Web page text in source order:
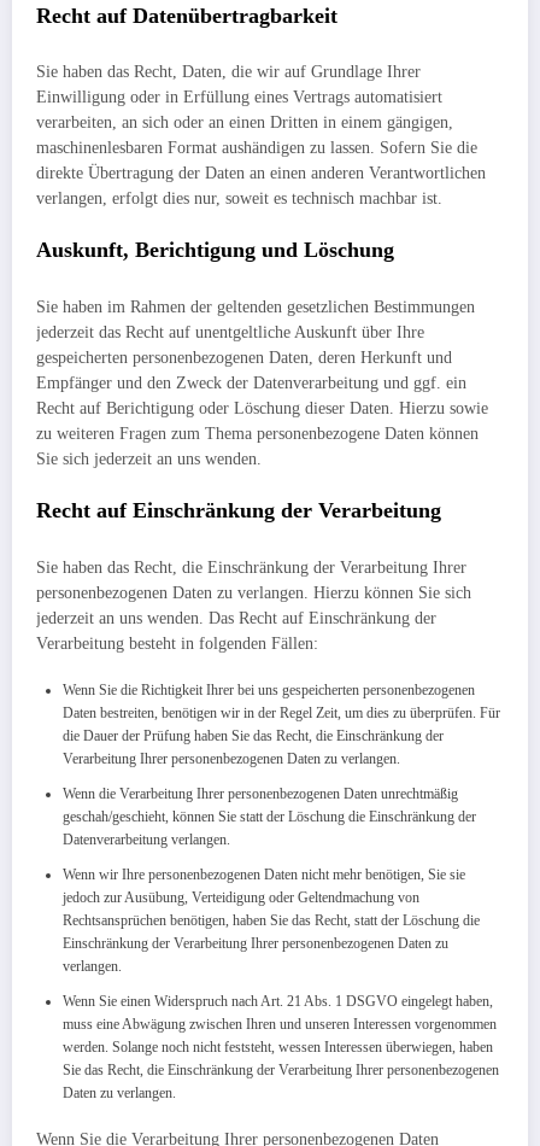
Recht auf Daten­übertrag­barkeit
Sie haben das Recht, Daten, die wir auf Grundlage Ihrer
Einwilligung oder in Erfüllung eines Vertrags automatisiert
verarbeiten, an sich oder an einen Dritten in einem gängigen,
maschinenlesbaren Format aushändigen zu lassen. Sofern Sie die
direkte Übertragung der Daten an einen anderen Verantwortlichen
verlangen, erfolgt dies nur, soweit es technisch machbar ist.
Auskunft, Berichtigung und Löschung
Sie haben im Rahmen der geltenden gesetzlichen Bestimmungen
jederzeit das Recht auf unentgeltliche Auskunft über Ihre
gespeicherten personenbezogenen Daten, deren Herkunft und
Empfänger und den Zweck der Datenverarbeitung und ggf. ein
Recht auf Berichtigung oder Löschung dieser Daten. Hierzu sowie
zu weiteren Fragen zum Thema personenbezogene Daten können
Sie sich jederzeit an uns wenden.
Recht auf Einschränkung der Verarbeitung
Sie haben das Recht, die Einschränkung der Verarbeitung Ihrer
personenbezogenen Daten zu verlangen. Hierzu können Sie sich
jederzeit an uns wenden. Das Recht auf Einschränkung der
Verarbeitung besteht in folgenden Fällen:
Wenn Sie die Richtigkeit Ihrer bei uns gespeicherten personenbezogenen
Daten bestreiten, benötigen wir in der Regel Zeit, um dies zu überprüfen. Für
die Dauer der Prüfung haben Sie das Recht, die Einschränkung der
Verarbeitung Ihrer personenbezogenen Daten zu verlangen.
Wenn die Verarbeitung Ihrer personenbezogenen Daten unrechtmäßig
geschah/geschieht, können Sie statt der Löschung die Einschränkung der
Datenverarbeitung verlangen.
Wenn wir Ihre personenbezogenen Daten nicht mehr benötigen, Sie sie
jedoch zur Ausübung, Verteidigung oder Geltendmachung von
Rechtsansprüchen benötigen, haben Sie das Recht, statt der Löschung die
Einschränkung der Verarbeitung Ihrer personenbezogenen Daten zu
verlangen.
Wenn Sie einen Widerspruch nach Art. 21 Abs. 1 DSGVO eingelegt haben,
muss eine Abwägung zwischen Ihren und unseren Interessen vorgenommen
werden. Solange noch nicht feststeht, wessen Interessen überwiegen, haben
Sie das Recht, die Einschränkung der Verarbeitung Ihrer personenbezogenen
Daten zu verlangen.
Wenn Sie die Verarbeitung Ihrer personenbezogenen Daten